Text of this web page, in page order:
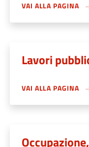
VAI ALLA PAGINA
Lavori
VAI ALLA PAGINA